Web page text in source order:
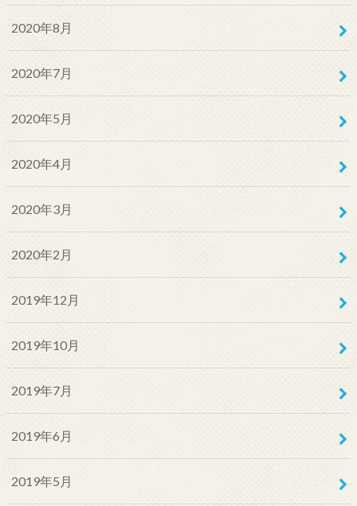
2020年8月
2020年7月
2020年5月
2020年4月
2020年3月
2020年2月
2019年12月
2019年10月
2019年7月
2019年6月
2019年5月